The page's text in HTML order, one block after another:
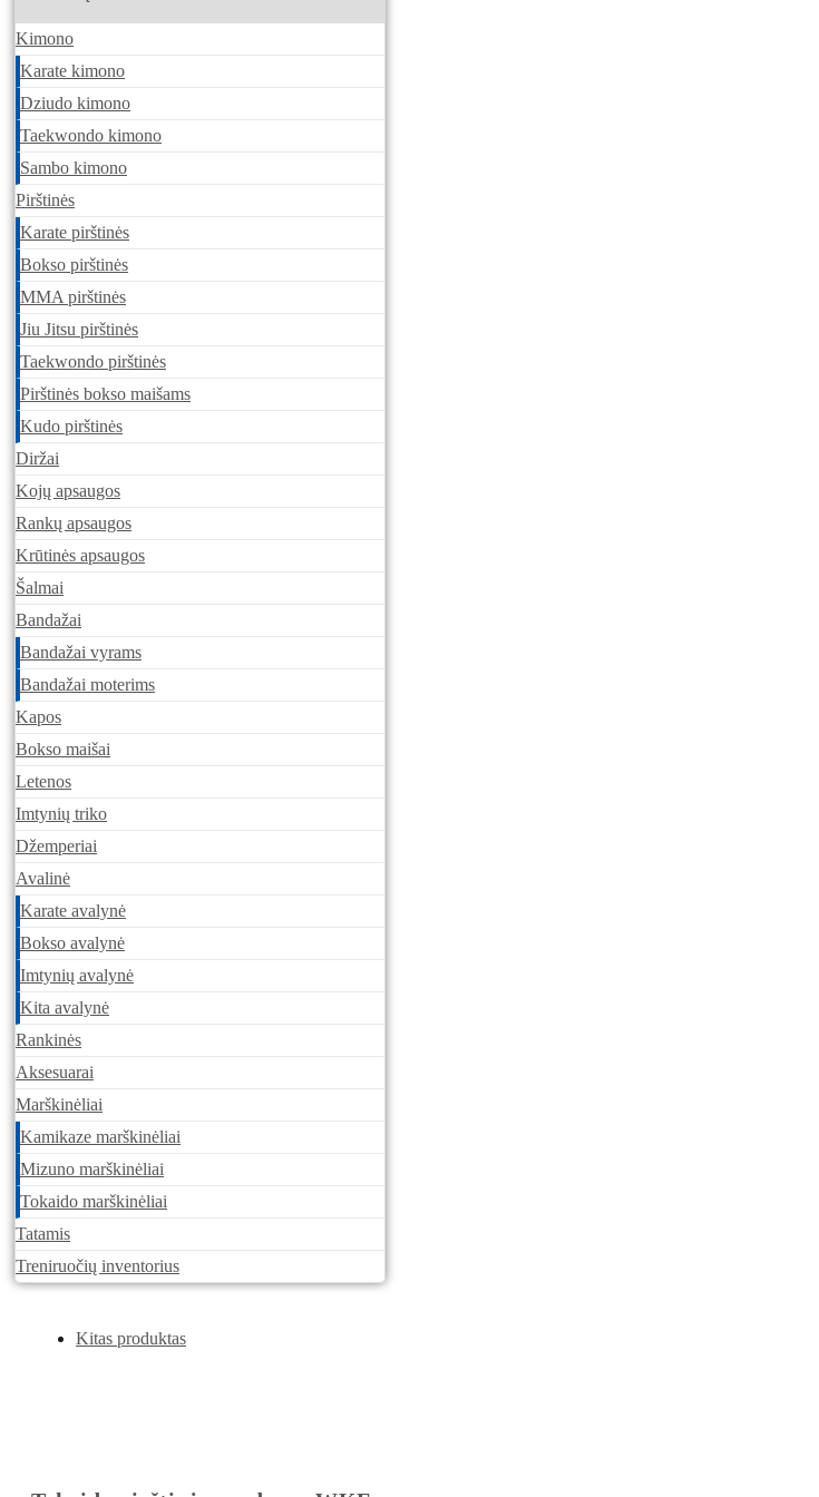
Kimono
Karate kimono
Dziudo kimono
Taekwondo kimono
Sambo kimono
Pirštinės
Karate pirštinės
Bokso pirštinės
MMA pirštinės
Jiu Jitsu pirštinės
Taekwondo pirštinės
Pirštinės bokso maišams
Kudo pirštinės
Diržai
Kojų apsaugos
Rankų apsaugos
Krūtinės apsaugos
Šalmai
Bandažai
Bandažai vyrams
Bandažai moterims
Kapos
Bokso maišai
Letenos
Imtynių triko
Džemperiai
Avalinė
Karate avalynė
Bokso avalynė
Imtynių avalynė
Kita avalynė
Rankinės
Aksesuarai
Marškinėliai
Kamikaze marškinėliai
Mizuno marškinėliai
Tokaido marškinėliai
Tatamis
Treniruočių inventorius
Kitas produktas